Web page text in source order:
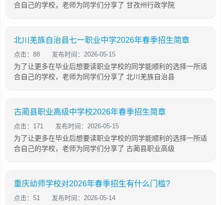
合自己的学校，老师为同学们分享了 甘孜州行政学院
北川羌族自治县七一职业中学2026年春季招生简章
点击：88 发布时间：2026-05-15
为了让更多在毕业后想要读职业学校的同学能顺利的选择一所适
合自己的学校，老师为同学们分享了 北川羌族自治县
古蔺县职业高级中学校2026年春季招生简章
点击：171 发布时间：2026-05-15
为了让更多在毕业后想要读职业学校的同学能顺利的选择一所适
合自己的学校，老师为同学们分享了 古蔺县职业高级
重庆幼师学校对2026年春季招生有什么门槛?
点击：51 发布时间：2026-05-14